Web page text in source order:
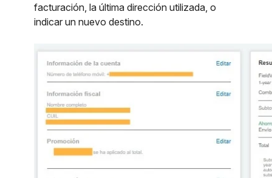
facturación, la última dirección utilizada, o
indicar un nuevo destino.